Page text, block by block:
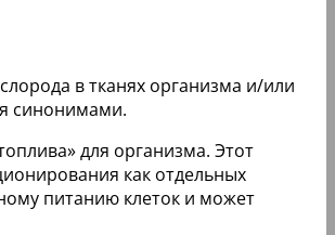
в тканях организма и/или
синонимами.
для организма. Этот
как отдельных
питанию клеток и может